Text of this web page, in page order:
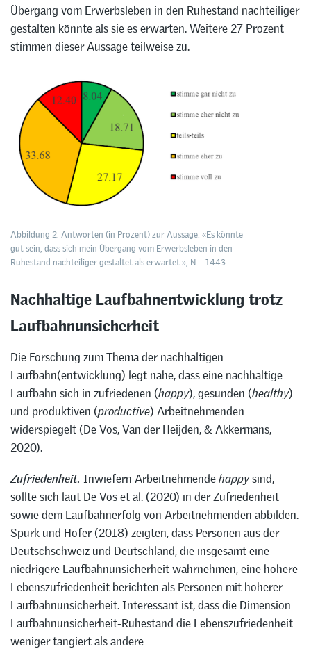
Übergang vom Erwerbsleben in den Ruhestand nachteiliger
gestalten könnte als sie es erwarten. Weitere 27 Prozent
stimmen dieser Aussage teilweise zu.
Abbildung 2. Antworten (in Prozent) zur Aussage: «Es könnte
gut sein, dass sich mein Übergang vom Erwerbsleben in den
Ruhestand nachteiliger gestaltet als erwartet.»; N = 1443.
Nachhaltige Laufbahnentwicklung trotz
Laufbahnunsicherheit
Die Forschung zum Thema der nachhaltigen
Laufbahn(entwicklung) legt nahe, dass eine nachhaltige
Laufbahn sich in zufriedenen (happy), gesunden (healthy)
und produktiven (productive) Arbeitnehmenden
widerspiegelt (De Vos, Van der Heijden, & Akkermans,
2020).
Zufriedenheit. Inwiefern Arbeitnehmendehappysind,
sollte sich laut De Vos et al. (2020) in der Zufriedenheit
sowie dem Laufbahnerfolg von Arbeitnehmenden abbilden.
Spurk und Hofer (2018) zeigten, dass Personen aus der
Deutschschweiz und Deutschland, die insgesamt eine
niedrigere Laufbahnunsicherheit wahrnehmen, eine höhere
Lebenszufriedenheit berichten als Personen mit höherer
Laufbahnunsicherheit. Interessant ist, dass die Dimension
Laufbahnunsicherheit‑Ruhestand die Lebenszufriedenheit
weniger tangiert als andere